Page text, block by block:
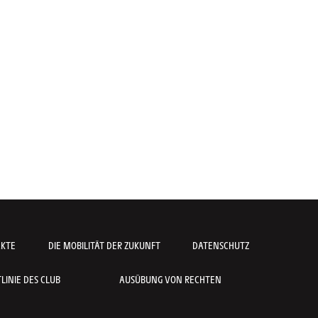
DIE MOBILITÄT DER ZUKUNFT DATENSCHUTZ
DES CLUB AUSÜBUNG VON RECHTEN